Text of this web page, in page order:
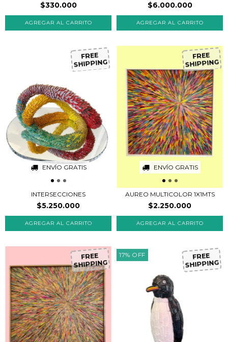
$330.000 $6.000.000
ENVÍO GRATIS
FR
EE
S
H
IP
P
IN
G
INTERSECCIONES
$5.250.000
ENVÍO GRATIS
FR
EE
S
H
IP
P
IN
G
AUREO MULTICOLOR 1X1MTS
$2.250.000
FR
EE
S
H
IP
P
IN
G 17% OFF FR
EE
S
H
IP
P
IN
G